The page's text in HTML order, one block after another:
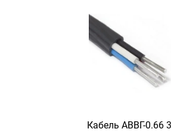
Кабель АВВГ-0.66